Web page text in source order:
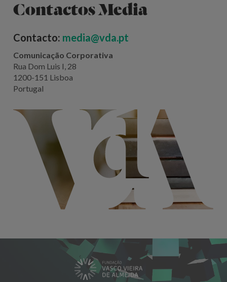
Contactos Media
Contacto: media@vda.pt
Comunicação Corporativa
Rua Dom Luis I, 28
1200-151 Lisboa
Portugal